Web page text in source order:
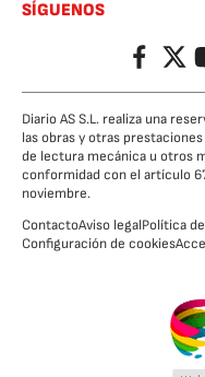
SÍGUENOS
FacebookTwitter
Diario AS S.L. realiza una
las obras y otras
de lectura mecánica u otros
conformidad con el artículo
noviembre.
ContactoAviso legalPolítica
Configuración de cookies